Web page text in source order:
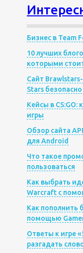
Бизнес в Team
10 лучших
которыми
Сайт Brawlstars-
Stars безопасно
Кейсы в CS:GO:
игры
Обзор сайта
для Android
Что такое
пользоваться
Как выбрать
Warcraft с
Как пополнить
помощью
Ответы к игре
разгадать